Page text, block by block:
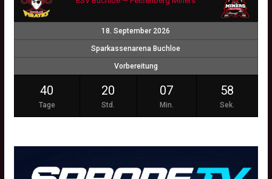
18. September 2026
Sparkassenarena Buchloe
Vorbereitung
40
Tage
20
Std.
07
Min.
57
Sek.